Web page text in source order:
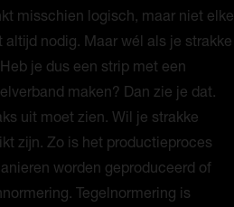
misschien logisch, maar niet elke
nodig. Maar wél als je strakke
je dus een strip met een
maken? Dan zie je dat.
uit moet zien. Wil je strakke
zijn. Zo is het productieproces
worden geproduceerd of
Tegelnormering is